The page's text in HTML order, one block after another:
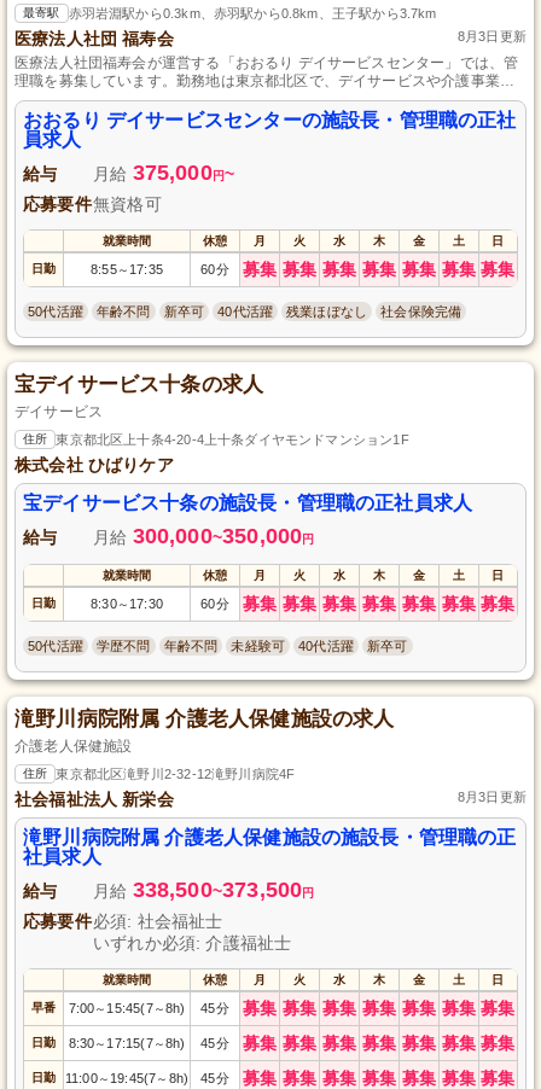
最寄駅 赤羽岩淵駅から0.3km、赤羽駅から0.8km、王子駅から3.7km
医療法人社団 福寿会 8月3日更新
医療法人社団福寿会が運営する「おおるり デイサービスセンター」では、管
理職を募集しています。勤務地は東京都北区で、デイサービスや介護事業所
での管理職経験がある方を歓迎します。安定した環境で、ご自身の経験を活
かしながら地域医療に貢献できる絶好のチャンスです。正社員としてしっか
りと働きたい方、ぜひご応募ください。
おおるり デイサービスセンターの施設長・管理職の正社
員求人
給与 月給 375,000円~
応募要件無資格可
就業時間 休憩 月 火 水 木 金 土 日
日勤 8:55～ 17:35 60分 募集 募集 募集 募集 募集 募集 募集
50代活躍 年齢不問 新卒可 40代活躍 残業ほぼなし 社会保険完備
宝デイサービス十条の求人
デイサービス
住所 東京都北区上十条4-20-4上十条ダイヤモンドマンション1F
株式会社 ひばりケア
宝デイサービス十条の施設長・管理職の正社員求人
給与 月給 300,000~350,000円
就業時間 休憩 月 火 水 木 金 土 日
日勤 8:30～ 17:30 60分 募集 募集 募集 募集 募集 募集 募集
50代活躍 学歴不問 年齢不問 未経験可 40代活躍 新卒可
滝野川病院附属 介護老人保健施設の求人
介護老人保健施設
住所 東京都北区滝野川2-32-12滝野川病院4F
社会福祉法人 新栄会 8月3日更新
滝野川病院附属 介護老人保健施設の施設長・管理職の正
社員求人
給与 月給 338,500~373,500円
応募要件必須: 社会福祉士
いずれか必須: 介護福祉士
就業時間 休憩 月 火 水 木 金 土 日
早番 7:00～ 15:45(7～8h) 45分 募集 募集 募集 募集 募集 募集 募集
日勤 8:30～ 17:15(7～8h) 45分 募集 募集 募集 募集 募集 募集 募集
日勤 11:00～ 19:45(7～ 8h) 45分 募集 募集 募集 募集 募集 募集 募集